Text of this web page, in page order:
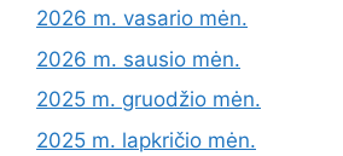
2026 m. vasario mėn.
2026 m. sausio mėn.
2025 m. gruodžio mėn.
2025 m. lapkričio mėn.